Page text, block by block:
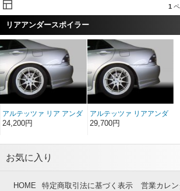
1
リアアンダースポイラー
アルテッツァ リア アンダ
ースポイラー FRP（左右
24,200円
アルテッツァ リアアンダ
ースポイラー ソフト
29,700円
お気に入り
HOME 特定商取引法に基づく表示 営業カレン